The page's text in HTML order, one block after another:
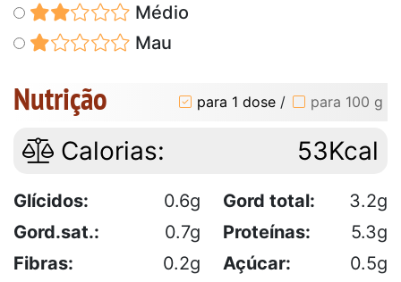
Médio
Mau
Nutrição para 1 dose / para 100 g
Calorias: 53Kcal
Glícidos: 0.6g Gord total:
3.2g
Gord.sat.:
0.7g Proteínas:
5.3g
Fibras:
0.2g Açúcar:
0.5g